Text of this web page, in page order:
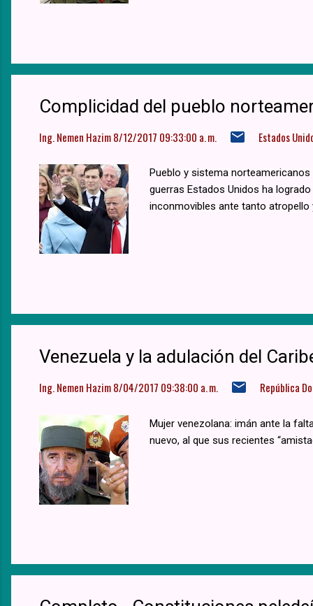
Complicidad del pueblo
Ing. Nemen Hazim8/12/2017 09:33:00 a. m. Estados
Pueblo y sistema
guerras Estados Unidos ha
inconmovibles ante tanto atropello
Venezuela y la adulación del
Ing. Nemen Hazim8/04/2017 09:38:00 a. m. República
Mujer venezolana: imán ante la
nuevo, al que sus recientes